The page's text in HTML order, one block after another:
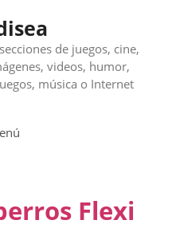
de juegos, cine,
videos, humor,
música o Internet
Flexi